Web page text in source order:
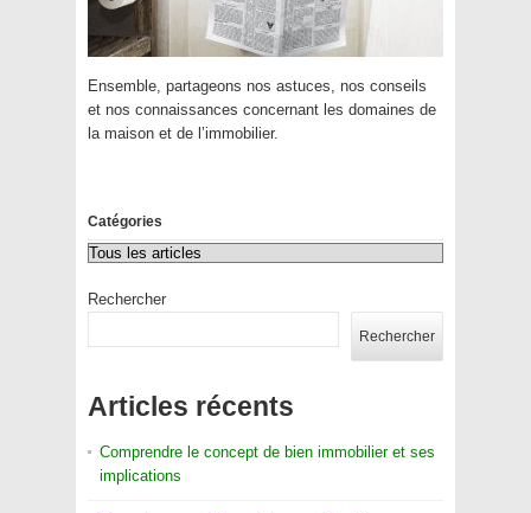
Ensemble, partageons nos astuces, nos conseils
et nos connaissances concernant les domaines de
la maison et de l’immobilier.
Catégories
Rechercher
Rechercher
Articles récents
Comprendre le concept de bien immobilier et ses
implications